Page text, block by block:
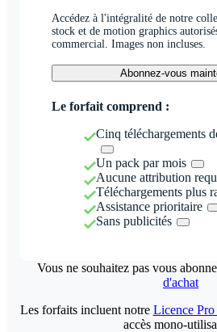
Accédez à l'intégralité de notre
stock et de motion graphics
commercial. Images non incluses.
Abonnez-vous
Le forfait comprend :
Cinq téléchargements
Un pack par mois
Aucune attribution
Téléchargements plus
Assistance prioritaire
Sans publicités
Vous ne souhaitez pas vous
d'achat
Les forfaits incluent notre Licence Pro
accès mono-